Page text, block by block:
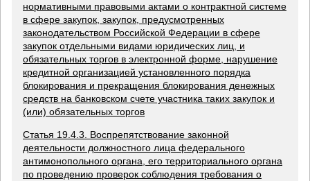
нормативными правовыми актами о контрактной системе
в сфере закупок, закупок, предусмотренных
законодательством Российской Федерации в сфере
закупок отдельными видами юридических лиц, и
обязательных торгов в электронной форме, нарушение
кредитной организацией установленного порядка
блокирования и прекращения блокирования денежных
средств на банковском счете участника таких закупок и
(или) обязательных торгов
Статья 19.4.3. Воспрепятствование законной
деятельности должностного лица федерального
антимонопольного органа, его территориального органа
по проведению проверок соблюдения требования о